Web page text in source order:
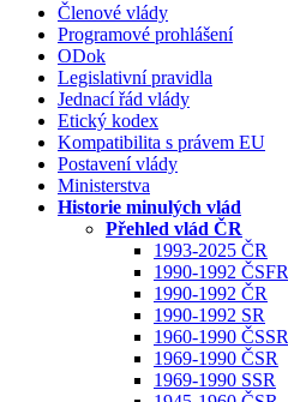
Členové vlády
Programové prohlášení
ODok
Legislativní pravidla
Jednací řád vlády
Etický kodex
Kompatibilita s právem EU
Postavení vlády
Ministerstva
Historie minulých vlád
Přehled vlád ČR
1993-2025 ČR
1990-1992 ČSFR
1990-1992 ČR
1990-1992 SR
1960-1990 ČSSR
1969-1990 ČSR
1969-1990 SSR